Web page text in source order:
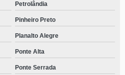
Petrolândia
Pinheiro Preto
Planalto Alegre
Ponte Alta
Ponte Serrada